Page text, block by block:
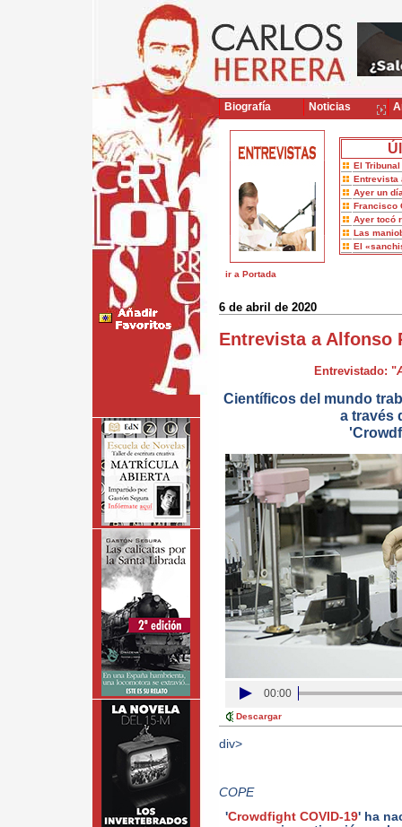
El
Entrevista
Ayer un
Francisco
Ayer tocó
Las
El
ir a Portada
6 de abril de 2020
Entrevista a Alfonso
Entrevistado: "
Científicos del mundo
a través
00:00
Descargar
div>
COPE
'Crowdfight COVID-19' ha
Biografía Noticias